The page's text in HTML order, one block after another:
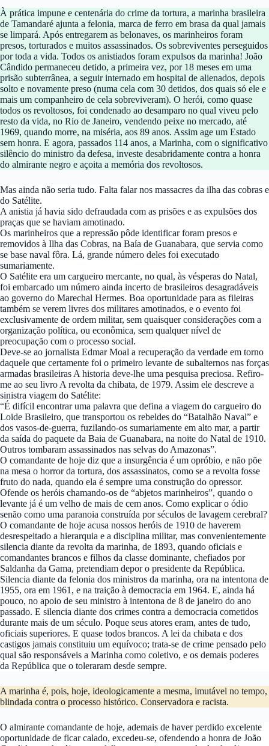
À prática impune e centenária do crime da tortura, a marinha brasileira
de Tamandaré ajunta a felonia, marca de ferro em brasa da qual jamais
se limpará. Após entregarem as belonaves, os marinheiros foram
presos, torturados e muitos assassinados. Os sobreviventes perseguidos
por toda a vida. Todos os anistiados foram expulsos da marinha! João
Cândido permaneceu detido, a primeira vez, por 18 meses em uma
prisão subterrânea, a seguir internado em hospital de alienados, depois
solto e novamente preso (numa cela com 30 detidos, dos quais só ele e
mais um companheiro de cela sobreviveram). O herói, como quase
todos os revoltosos, foi condenado ao desamparo no qual viveu pelo
resto da vida, no Rio de Janeiro, vendendo peixe no mercado, até
1969, quando morre, na miséria, aos 89 anos. Assim age um Estado
sem honra. E agora, passados 114 anos, a Marinha, com o significativo
silêncio do ministro da defesa, investe desabridamente contra a honra
do almirante negro e açoita a memória dos revoltosos.
Mas ainda não seria tudo. Falta falar nos massacres da ilha das cobras e
do Satélite.
A anistia já havia sido defraudada com as prisões e as expulsões dos
praças que se haviam amotinado.
Os marinheiros que a repressão pôde identificar foram presos e
removidos à Ilha das Cobras, na Baía de Guanabara, que servia como
se base naval fôra. Lá, grande número deles foi executado
sumariamente.
O Satélite era um cargueiro mercante, no qual, às vésperas do Natal,
foi embarcado um número ainda incerto de brasileiros desagradáveis
ao governo do Marechal Hermes. Boa oportunidade para as fileiras
também se verem livres dos militares amotinados, e o evento foi
exclusivamente de ordem militar, sem quaisquer considerações com a
organização política, ou econômica, sem qualquer nível de
preocupação com o processo social.
Deve-se ao jornalista Edmar Moal a recuperação da verdade em torno
daquele que certamente foi o primeiro levante de subalternos nas forças
armadas brasileiras A historia deve-lhe uma pesquisa preciosa. Refiro-
me ao seu livro A revolta da chibata, de 1979. Assim ele descreve a
sinistra viagem do Satélite:
“É difícil encontrar uma palavra que defina a viagem do cargueiro do
Loide Brasileiro, que transportou os rebeldes do “Batalhão Naval” e
dos vasos-de-guerra, fuzilando-os sumariamente em alto mar, a partir
da saída do paquete da Baia de Guanabara, na noite do Natal de 1910.
Outros tombaram assassinados nas selvas do Amazonas”.
O comandante de hoje diz que a insurgência é um opróbio, e não põe
na mesa o horror da tortura, dos assassinatos, como se a revolta fosse
fruto do nada, quando ela é sempre uma construção do opressor.
Ofende os heróis chamando-os de “abjetos marinheiros”, quando o
levante já é um velho de mais de cem anos. Como explicar o ódio
senão como uma paranoia construída por séculos de lavagem cerebral?
O comandante de hoje acusa nossos heróis de 1910 de haverem
desrespeitado a hierarquia e a disciplina militar, mas convenientemente
silencia diante da revolta da marinha, de 1893, quando oficiais e
comandantes brancos e filhos da classe dominante, chefiados por
Saldanha da Gama, pretendiam depor o presidente da República.
Silencia diante da felonia dos ministros da marinha, ora na intentona de
1955, ora em 1961, e na traição à democracia em 1964. E, ainda há
pouco, no apoio de seu ministro à intentona de 8 de janeiro do ano
passado. E silencia diante dos crimes contra a democracia cometidos
durante mais de um século. Poque seus atores eram, antes de tudo,
oficiais superiores. E quase todos brancos. A lei da chibata e dos
castigos jamais constituiu um equívoco; trata-se de crime pensado pelo
qual são responsáveis a Marinha como coletivo, e os demais poderes
da República que o toleraram desde sempre.
A marinha é, pois, hoje, ideologicamente a mesma, imutável no tempo,
blindada contra o processo histórico. Conservadora e racista.
O almirante comandante de hoje, ademais de haver perdido excelente
oportunidade de ficar calado, excedeu-se, ofendendo a honra de João